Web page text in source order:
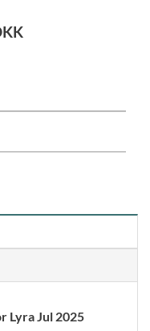
Lyra Jul 2025